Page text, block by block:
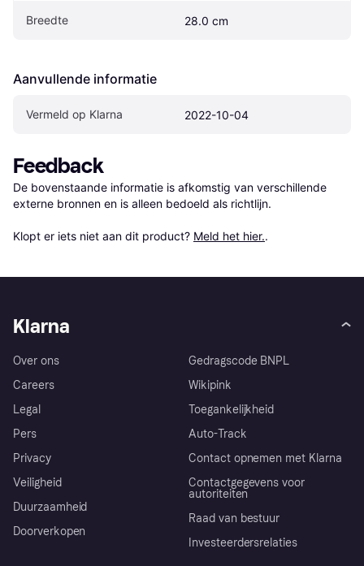
Breedte 28.0 cm
Aanvullende informatie
Vermeld op Klarna 2022-10-04
Feedback
De bovenstaande informatie is afkomstig van verschillende
externe bronnen en is alleen bedoeld als richtlijn.
Klopt er iets niet aan dit product? Meld het hier..
Klarna
Over ons
Careers
Legal
Pers
Privacy
Veiligheid
Duurzaamheid
Doorverkopen
Gedragscode BNPL
Wikipink
Toegankelijkheid
Auto-Track
Contact opnemen met Klarna
Contactgegevens voor
autoriteiten
Raad van bestuur
Investeerdersrelaties